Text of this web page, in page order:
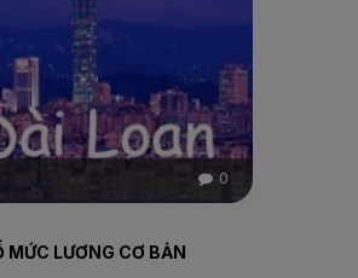
0
LƯƠNG CƠ BẢN